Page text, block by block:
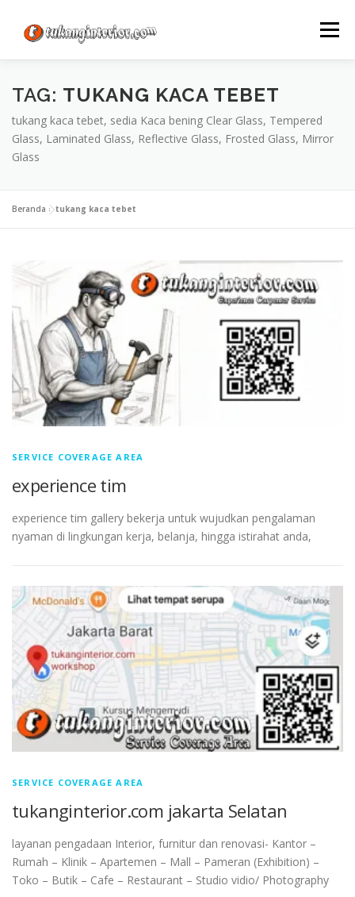
konten
Menu
TAG: TUKANG KACA TEBET
tukang kaca tebet, sedia Kaca bening Clear Glass, Tempered
Glass, Laminated Glass, Reflective Glass, Frosted Glass, Mirror
Glass
Beranda »tukang kaca tebet
SERVICE COVERAGE AREA
experience tim
experience tim gallery bekerja untuk wujudkan pengalaman
nyaman di lingkungan kerja, belanja, hingga istirahat anda,
SERVICE COVERAGE AREA
tukanginterior.com jakarta Selatan
layanan pengadaan Interior, furnitur dan renovasi- Kantor –
Rumah – Klinik – Apartemen – Mall – Pameran (Exhibition) –
Toko – Butik – Cafe – Restaurant – Studio vidio/ Photography